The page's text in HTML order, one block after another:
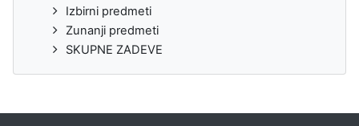
Izbirni predmeti
Zunanji predmeti
SKUPNE ZADEVE